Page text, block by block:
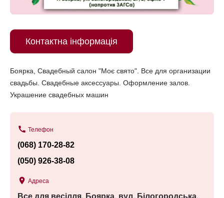
Контактна інформація
Боярка, Свадебный салон "Моє свято". Все для организации
свадьбы. Свадебные аксессуары. Оформление залов.
Украшение свадебных машин
call Телефон
(068) 170-28-82
(050) 926-38-08
place Адреса
Все для весілля. Боярка, вул. Білогородська,